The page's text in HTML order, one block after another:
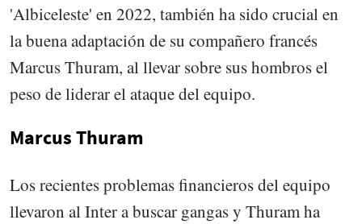
'Albiceleste' en 2022, también ha sido crucial en
la buena adaptación de su compañero francés
Marcus Thuram, al llevar sobre sus hombros el
peso de liderar el ataque del equipo.
Marcus Thuram
Los recientes problemas financieros del equipo
llevaron al Inter a buscar gangas y Thuram ha